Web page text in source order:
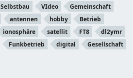
Selbstbau VIdeo
Gemeinschaft
antennen hobby
Betrieb
ionosphäre satellit FT8
dl2ymr
Funkbetrieb digital
Gesellschaft